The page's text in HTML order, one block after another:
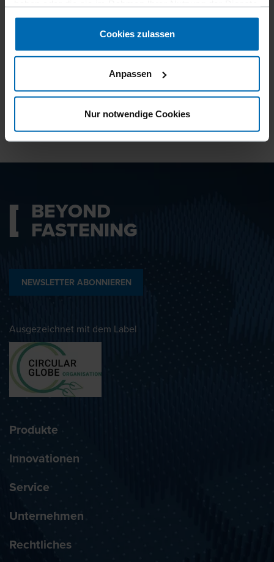
gesammelt haben.
Cookies zulassen
Anpassen
Nur notwendige Cookies
Datenschutzbestimmungen
BEYOND
FASTENING
NEWSLETTER ABONNIEREN
Ausgezeichnet mit dem Label
Produkte
Innovationen
Service
Unternehmen
Rechtliches